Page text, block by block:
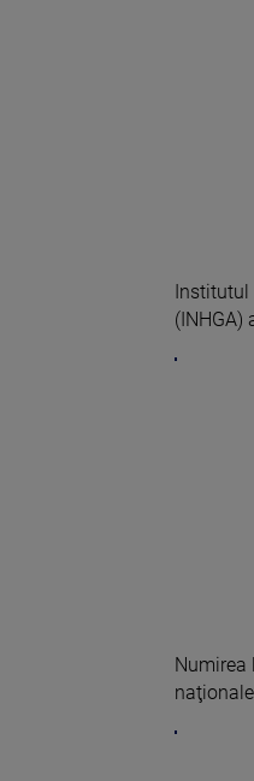
Institutul
(INHGA)
Numirea